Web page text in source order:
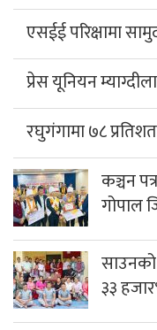
एसईई परिक्षामा
प्रेस यूनियन
रघुगंगामा ७८
कञ्चन
गोपाल
३३